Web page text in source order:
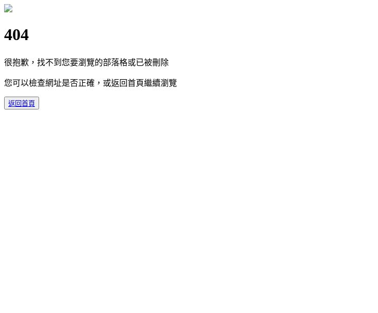
404
很抱歉，找不到您要瀏覽的部落格或已被刪除
您可以檢查網址是否正確，或返回首頁繼續瀏覽
返回首頁